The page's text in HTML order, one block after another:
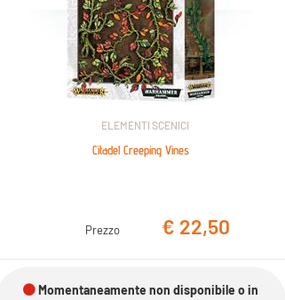
ELEMENTI SCENICI
Citadel Creeping Vines
Prezzo € 22,50
Momentaneamente non disponibile o in